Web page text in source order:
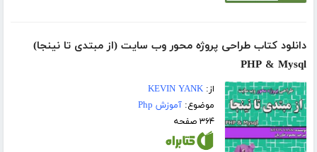
دانلود کتاب طراحی پروژه محور وب سایت (از مبتدی تا نینجا)
PHP & Mysql
از:KEVIN YANK
موضوع:آموزش Php
۳۶۴ صفحه